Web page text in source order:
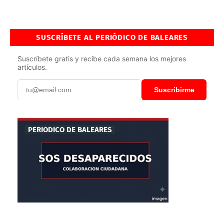
SUSCRÍBETE AL PERIÓDICO DE BALEARES
Suscríbete gratis y recibe cada semana los mejores
artículos.
Suscribirme
PERIODICO DE BALEARES